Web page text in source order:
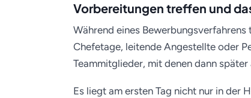
Vorbereitungen treffen und
Während eines
Chefetage, leitende Angestellte oder
Teammitglieder, mit denen dann
Es liegt am ersten Tag nicht nur in der